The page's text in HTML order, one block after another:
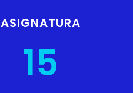
ASIGNATURA
15